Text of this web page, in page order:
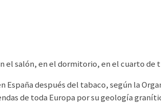
el salón, en el dormitorio, en el cuarto de
después del tabaco, según la
de toda Europa por su geología